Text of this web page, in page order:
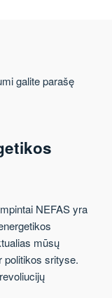
galite parašę
NEFAS yra
mūsų
politikos srityse.